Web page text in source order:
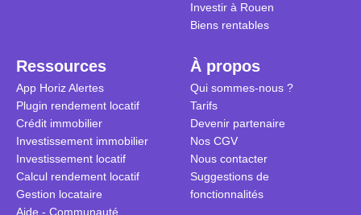
Investir à Rouen
Biens rentables
Ressources
App Horiz Alertes
Plugin rendement locatif
Crédit immobilier
Investissement immobilier
Investissement locatif
Calcul rendement locatif
Gestion locataire
Aide - Communauté
À propos
Qui sommes-nous ?
Tarifs
Devenir partenaire
Nos CGV
Nous contacter
Suggestions de
fonctionnalités